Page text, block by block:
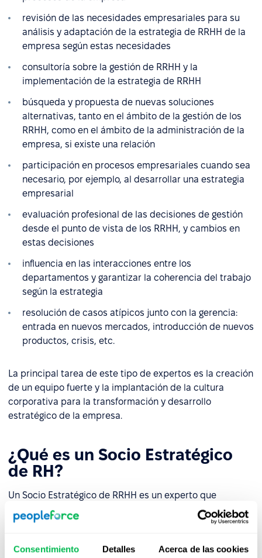
Consentimiento Detalles Acerca de las cookies
revisión de las necesidades empresariales para su
análisis y adaptación de la estrategia de RRHH de la
empresa según estas necesidades
consultoría sobre la gestión de RRHH y la
implementación de la estrategia de RRHH
búsqueda y propuesta de nuevas soluciones
alternativas, tanto en el ámbito de la gestión de los
RRHH, como en el ámbito de la administración de la
empresa, si existe una relación
participación en procesos empresariales cuando sea
necesario, por ejemplo, al desarrollar una estrategia
empresarial
evaluación profesional de las decisiones de gestión
desde el punto de vista de los RRHH, y cambios en
estas decisiones
influencia en las interacciones entre los
departamentos y garantizar la coherencia del trabajo
según la estrategia
resolución de casos atípicos junto con la gerencia:
entrada en nuevos mercados, introducción de nuevos
productos, crisis, etc.
La principal tarea de este tipo de expertos es la creación
de un equipo fuerte y la implantación de la cultura
corporativa para la transformación y desarrollo
estratégico de la empresa.
¿Qué es un Socio Estratégico
de RH?
Un Socio Estratégico de RRHH es un experto que
participa en las negociaciones sobre el futuro, la misión,
los objetivos y la estrategia general de la empresa u
tiene derecho a voto en las reuniones, así como poder de